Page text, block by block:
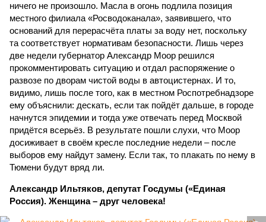
ничего не произошло. Масла в огонь подлила позиция
местного филиала «Росводоканала», заявившего, что
оснований для перерасчёта платы за воду нет, поскольку
та соответствует нормативам безопасности. Лишь через
две недели губернатор Александр Моор решился
прокомментировать ситуацию и отдал распоряжение о
развозе по дворам чистой воды в автоцистернах. И то,
видимо, лишь после того, как в местном Роспотребнадзоре
ему объяснили: дескать, если так пойдёт дальше, в городе
начнутся эпидемии и тогда уже отвечать перед Москвой
придётся всерьёз. В результате пошли слухи, что Моор
досиживает в своём кресле последние недели – после
выборов ему найдут замену. Если так, то плакать по нему в
Тюмени будут вряд ли.
Александр Ильтяков, депутат Госдумы («Единая
Россия). Женщина – друг человека!